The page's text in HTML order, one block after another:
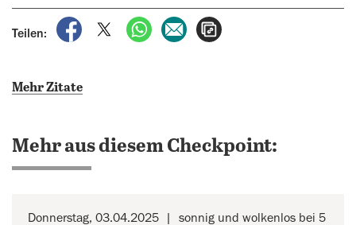
Teilen:
auf Facebook teilen
auf X teilenper WhatsApp teilen
per E-Mail teilen
Mehr Zitate
Mehr aus diesem Checkpoint:
Donnerstag, 03.04.2025
sonnig und wolkenlos bei 5